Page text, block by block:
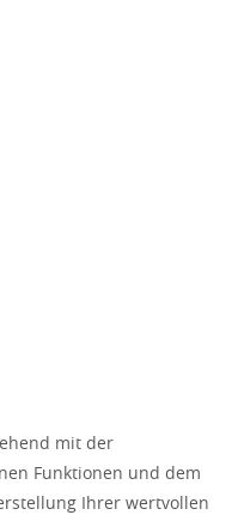
mit der
Funktionen und dem
Ihrer wertvollen